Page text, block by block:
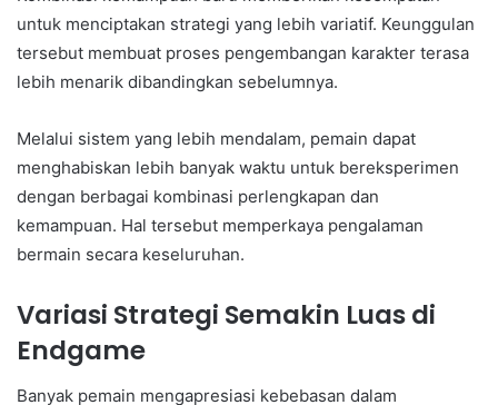
untuk menciptakan strategi yang lebih variatif. Keunggulan
tersebut membuat proses pengembangan karakter terasa
lebih menarik dibandingkan sebelumnya.
Melalui sistem yang lebih mendalam, pemain dapat
menghabiskan lebih banyak waktu untuk bereksperimen
dengan berbagai kombinasi perlengkapan dan
kemampuan. Hal tersebut memperkaya pengalaman
bermain secara keseluruhan.
Variasi Strategi Semakin Luas di
Endgame
Banyak pemain mengapresiasi kebebasan dalam